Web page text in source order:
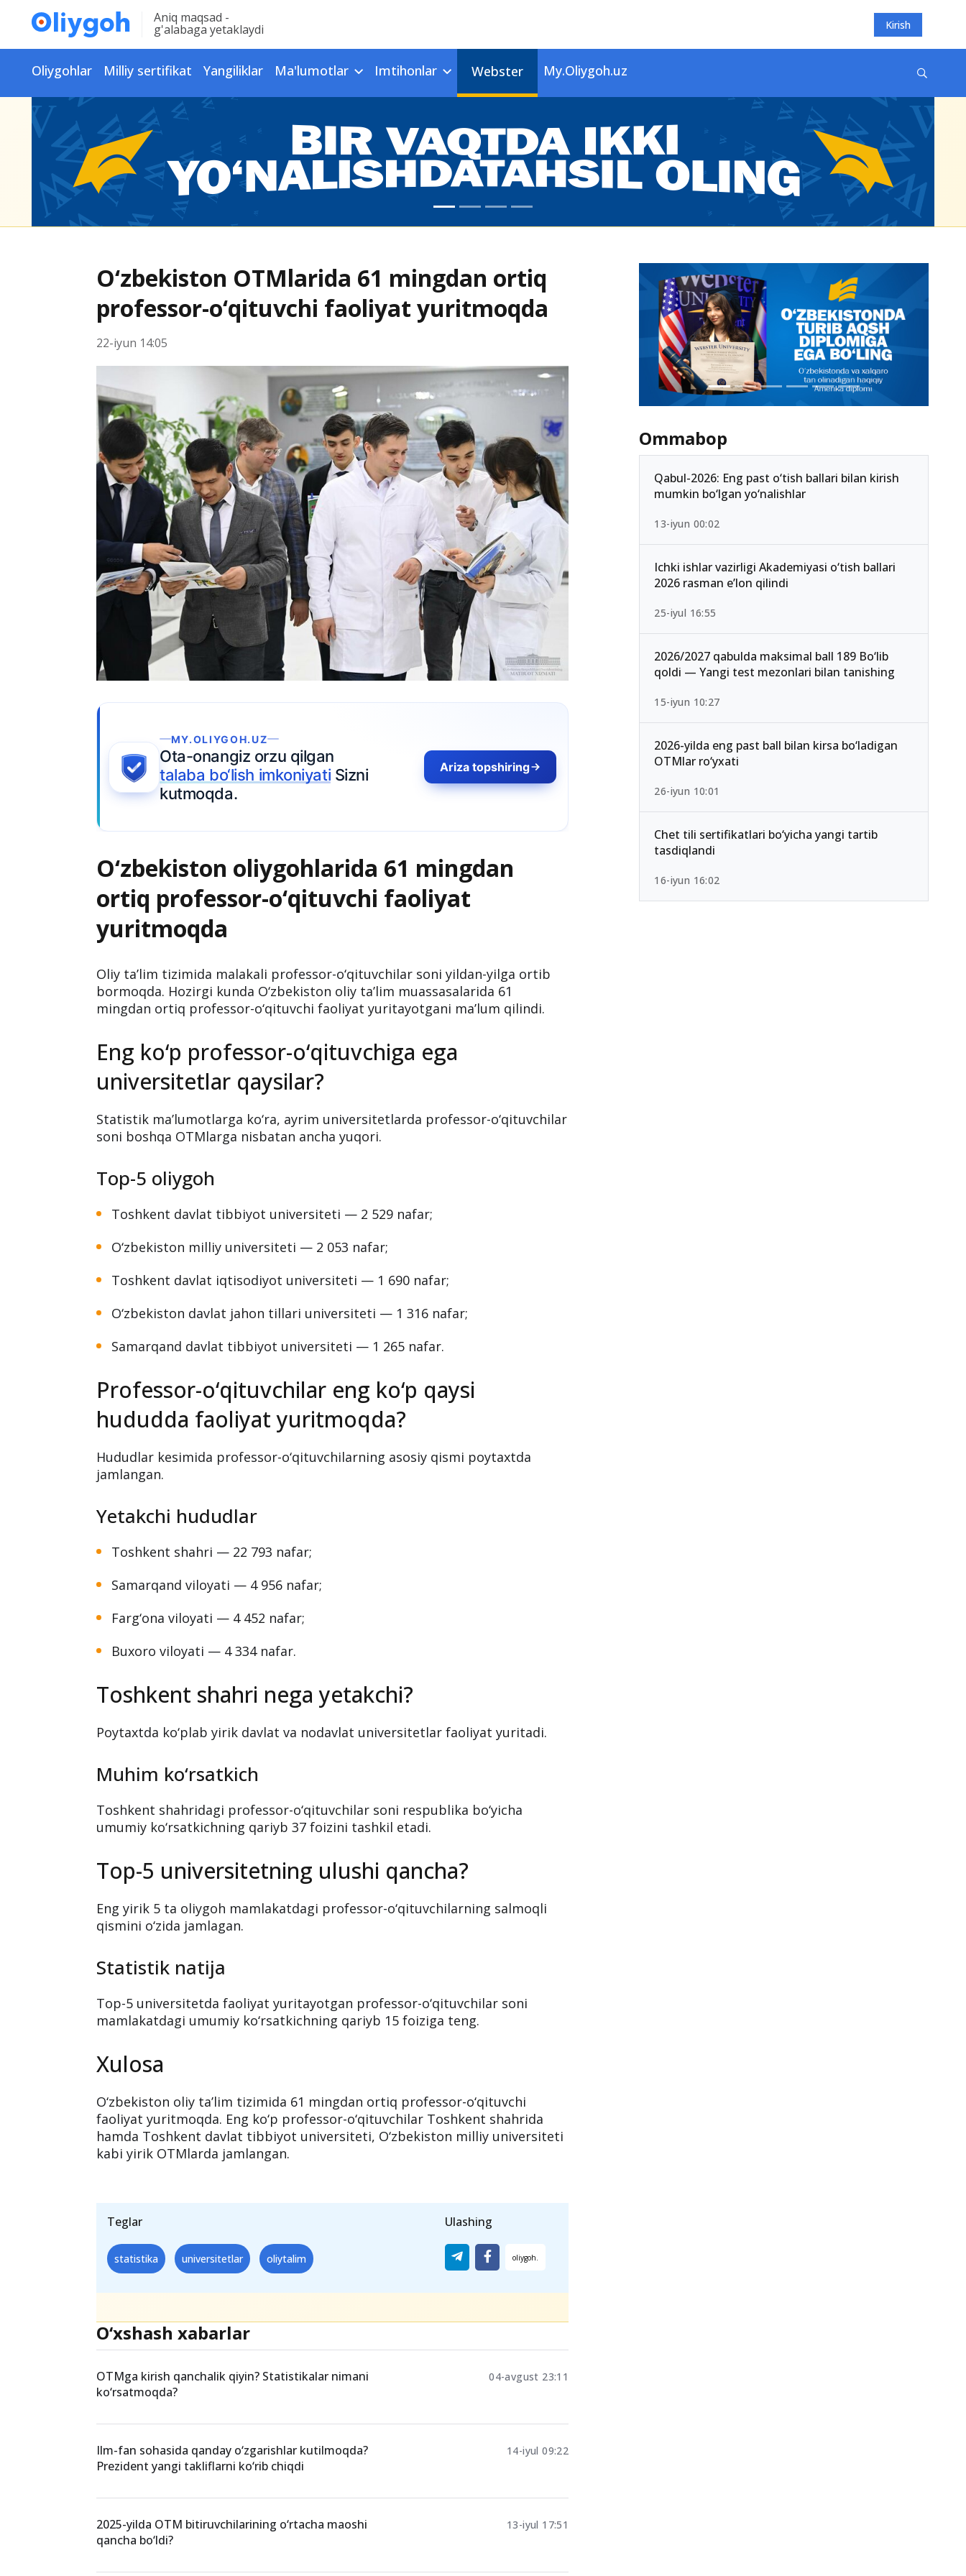
Aniq maqsad -
g'alabaga yetaklaydi Kirish
Oliygohlar Milliy sertifikat Yangiliklar Ma'lumotlar Imtihonlar Webster My.Oliygoh.uz
O‘zbekiston OTMlarida 61 mingdan ortiq
professor-o‘qituvchi faoliyat yuritmoqda
22-iyun 14:05
O‘zbekiston oliygohlarida 61 mingdan
ortiq professor-o‘qituvchi faoliyat
Oliy ta’lim tizimida malakali professor-o‘qituvchilar soni yildan-yilga ortib
bormoqda. Hozirgi kunda O‘zbekiston oliy ta’lim muassasalarida 61
mingdan ortiq professor-o‘qituvchi faoliyat yuritayotgani ma’lum qilindi.
universitetlar qaysilar?
Statistik ma’lumotlarga ko‘ra, ayrim universitetlarda professor-o‘qituvchilar
soni boshqa OTMlarga nisbatan ancha yuqori.
Top-5 oliygoh
Toshkent davlat tibbiyot universiteti — 2 529 nafar;
O‘zbekiston milliy universiteti — 2 053 nafar;
Toshkent davlat iqtisodiyot universiteti — 1 690 nafar;
O‘zbekiston davlat jahon tillari universiteti — 1 316 nafar;
Samarqand davlat tibbiyot universiteti — 1 265 nafar.
hududda faoliyat yuritmoqda?
Hududlar kesimida professor-o‘qituvchilarning asosiy qismi poytaxtda
jamlangan.
Yetakchi hududlar
Toshkent shahri — 22 793 nafar;
Samarqand viloyati — 4 956 nafar;
Toshkent shahri nega yetakchi?
Poytaxtda ko‘plab yirik davlat va nodavlat universitetlar faoliyat yuritadi.
Muhim ko‘rsatkich
Toshkent shahridagi professor-o‘qituvchilar soni respublika bo‘yicha
umumiy ko‘rsatkichning qariyb 37 foizini tashkil etadi.
Top-5 universitetning ulushi qancha?
Eng yirik 5 ta oliygoh mamlakatdagi professor-o‘qituvchilarning salmoqli
qismini o‘zida jamlagan.
Statistik natija
Top-5 universitetda faoliyat yuritayotgan professor-o‘qituvchilar soni
mamlakatdagi umumiy ko‘rsatkichning qariyb 15 foiziga teng.
Xulosa
faoliyat yuritmoqda. Eng ko‘p professor-o‘qituvchilar Toshkent shahrida
hamda Toshkent davlat tibbiyot universiteti, O‘zbekiston milliy universiteti
kabi yirik OTMlarda jamlangan.
Teglar Ulashing
ko‘rsatmoqda?
Prezident yangi takliflarni ko‘rib chiqdi
Ommabop
Qabul-2026: Eng past o‘tish ballari bilan kirish
mumkin bo‘lgan yo‘nalishlar
13-iyun 00:02
Ichki ishlar vazirligi Akademiyasi o‘tish ballari
2026 rasman e’lon qilindi
25-iyul 16:55
2026/2027 qabulda maksimal ball 189 Bo‘lib
qoldi — Yangi test mezonlari bilan tanishing
15-iyun 10:27
2026-yilda eng past ball bilan kirsa bo‘ladigan
OTMlar ro‘yxati
26-iyun 10:01
Chet tili sertifikatlari bo‘yicha yangi tartib
tasdiqlandi
16-iyun 16:02